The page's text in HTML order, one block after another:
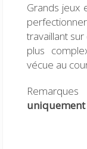
Grands jeux
travaillant
plus
vécue au
uniquement